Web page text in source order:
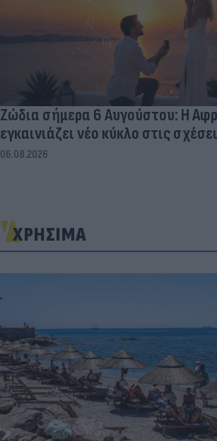
Ζώδια σήμερα 6 Αυγούστου: Η
εγκαινιάζει νέο κύκλο στις
06.08.2026
ΧΡΗΣΙΜΑ